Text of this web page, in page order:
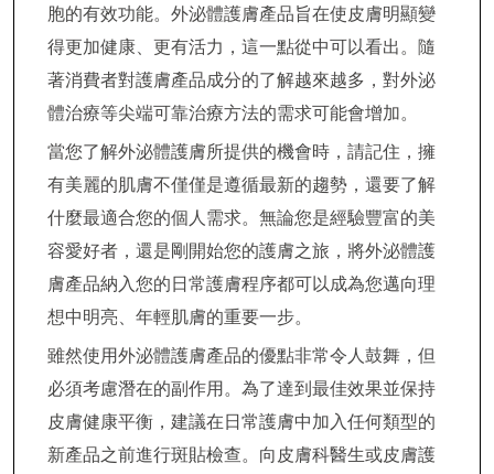
胞的有效功能。外泌體護膚產品旨在使皮膚明顯變
得更加健康、更有活力，這一點從中可以看出。隨
著消費者對護膚產品成分的了解越來越多，對外泌
體治療等尖端可靠治療方法的需求可能會增加。
當您了解外泌體護膚所提供的機會時，請記住，擁
有美麗的肌膚不僅僅是遵循最新的趨勢，還要了解
什麼最適合您的個人需求。無論您是經驗豐富的美
容愛好者，還是剛開始您的護膚之旅，將外泌體護
膚產品納入您的日常護膚程序都可以成為您邁向理
想中明亮、年輕肌膚的重要一步。
雖然使用外泌體護膚產品的優點非常令人鼓舞，但
必須考慮潛在的副作用。為了達到最佳效果並保持
皮膚健康平衡，建議在日常護膚中加入任何類型的
新產品之前進行斑貼檢查。向皮膚科醫生或皮膚護